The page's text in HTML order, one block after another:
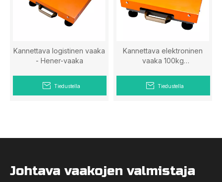
Kannettava logistinen vaaka
- Hener-vaaka
Tiedustella
Kannettava elektroninen
vaaka 100kg
Hener vaaka
Tiedustella
Johtava vaakojen valmistaja